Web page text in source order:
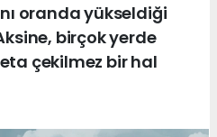
oranda yükseldiği
birçok yerde
çekilmez bir hal